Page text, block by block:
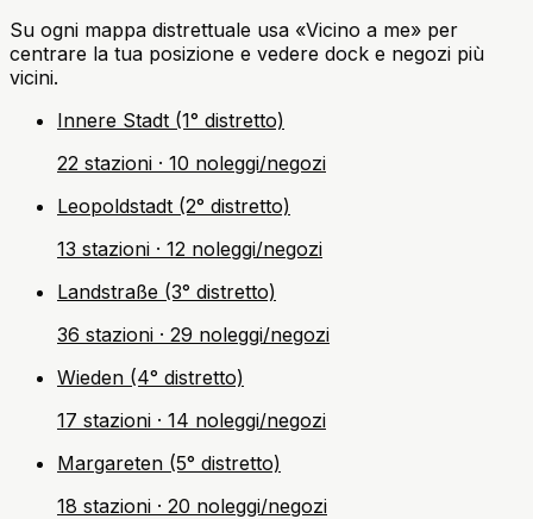
Su ogni mappa distrettuale usa «Vicino a me» per
centrare la tua posizione e vedere dock e negozi più
vicini.
Innere Stadt (1° distretto)
22 stazioni · 10 noleggi/negozi
Leopoldstadt (2° distretto)
13 stazioni · 12 noleggi/negozi
Landstraße (3° distretto)
36 stazioni · 29 noleggi/negozi
Wieden (4° distretto)
17 stazioni · 14 noleggi/negozi
Margareten (5° distretto)
18 stazioni · 20 noleggi/negozi